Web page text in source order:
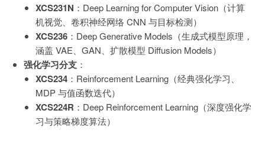
XCS231N ：Deep Learning for Computer Vision（计算
机视觉、卷积神经网络 CNN 与目标检测）
XCS236 ：Deep Generative Models（生成式模型原理，
涵盖 VAE、GAN、扩散模型 Diffusion Models）
强化学习分支 ：
XCS234 ：Reinforcement Learning（经典强化学习、
MDP 与值函数迭代）
XCS224R ：Deep Reinforcement Learning（深度强化学
习与策略梯度算法）